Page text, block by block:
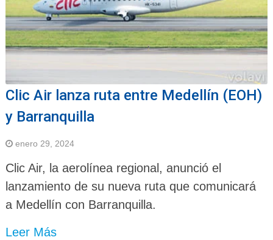
Clic Air lanza ruta entre Medellín (EOH)
y Barranquilla
enero 29, 2024
Clic Air, la aerolínea regional, anunció el
lanzamiento de su nueva ruta que comunicará
a Medellín con Barranquilla.
Leer Más